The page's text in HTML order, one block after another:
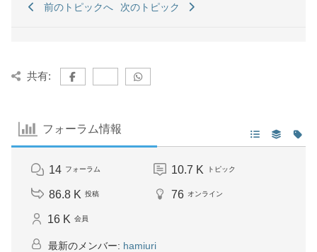
前のトピックへ 次のトピック
共有:
フォーラム情報
14 フォーラム 10.7 K トピック
86.8 K 投稿 76 オンライン
16 K 会員
最新のメンバー: hamiuri